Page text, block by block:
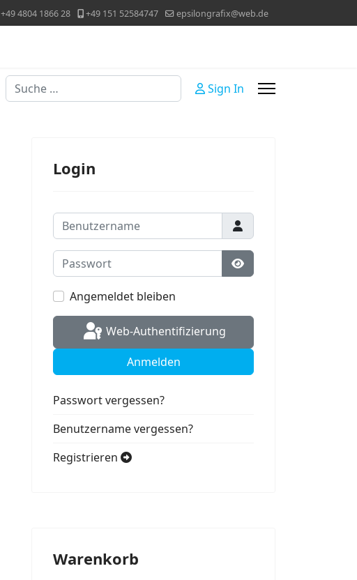
+49 4804 1866 28 +49 151 52584747 epsilongrafix@web.de
Suchen Sign In
Login
Benutzername
Passwort
Passwort anzeigen
Angemeldet bleiben
Web-Authentifizierung
Anmelden
Passwort vergessen?
Benutzername vergessen?
Registrieren
Warenkorb